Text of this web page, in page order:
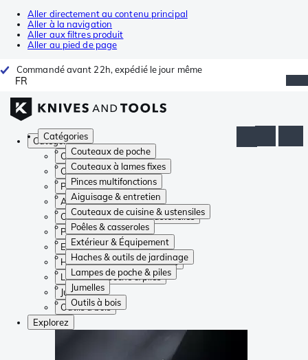
Aller directement au contenu principal
Aller à la navigation
Aller aux filtres produit
Aller au pied de page
Commandé avant 22h, expédié le jour même
FR
Catégories
Couteaux de poche
Couteaux à lames fixes
Pinces multifonctions
Aiguisage & entretien
Couteaux de cuisine & ustensiles
Poêles & casseroles
Extérieur & Équipement
Haches & outils de jardinage
Lampes de poche & piles
Jumelles
Outils à bois
Catégories
Couteaux de poche
Couteaux à lames fixes
Pinces multifonctions
Aiguisage & entretien
Couteaux de cuisine & ustensiles
Poêles & casseroles
Extérieur & Équipement
Haches & outils de jardinage
Lampes de poche & piles
Jumelles
Outils à bois
Explorez